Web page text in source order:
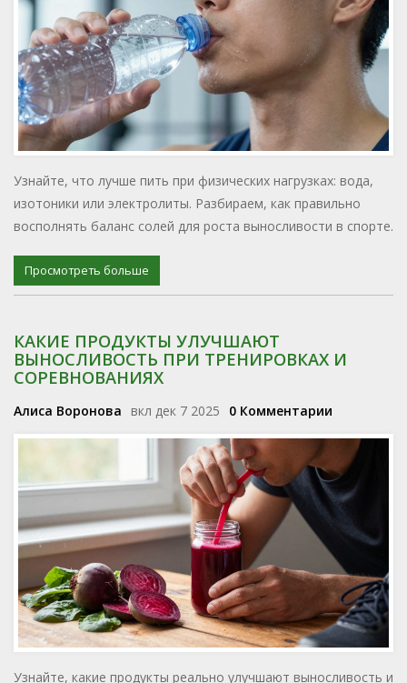
Узнайте, что лучше пить при физических нагрузках: вода,
изотоники или электролиты. Разбираем, как правильно
восполнять баланс солей для роста выносливости в спорте.
Просмотреть больше
КАКИЕ ПРОДУКТЫ УЛУЧШАЮТ
ВЫНОСЛИВОСТЬ ПРИ ТРЕНИРОВКАХ И
СОРЕВНОВАНИЯХ
Алиса Воронова вкл дек 7 2025 0 Комментарии
Узнайте, какие продукты реально улучшают выносливость и